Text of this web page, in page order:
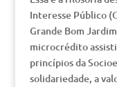
Interesse Público
Grande Bom
microcrédito
princípios da
solidariedade, a